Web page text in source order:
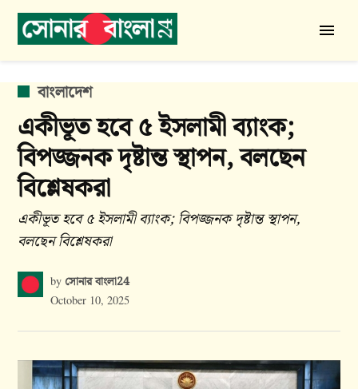
Skip
বাংলা
24
POSTED
IN
বাংলাদেশ
একীভূত হবে ৫ ইসলামী ব্যাংক;
বিপজ্জনক দৃষ্টান্ত স্থাপন, বলছেন
বিশ্লেষকরা
একীভূত হবে ৫ ইসলামী ব্যাংক; বিপজ্জনক দৃষ্টান্ত স্থাপন,
বলছেন বিশ্লেষকরা
by সোনার বাংলা24
October 10, 2025